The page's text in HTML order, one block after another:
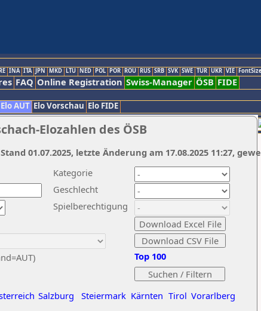
INA ITA JPN MKD LTU NED POL POR ROU RUS SRB SVK SWE TUR UKR VIE
FAQ Online Registration Swiss-Manager ÖSB FIDE
Elo AUT Elo Vorschau Elo FIDE
Elozahlen des ÖSB
Kategorie
Geschlecht
Spielberechtigung
Salzburg Steiermark Kärnten Tirol Vorarlberg
Top 100
01.07.2025, letzte Änderung am 17.08.2025 11:27,